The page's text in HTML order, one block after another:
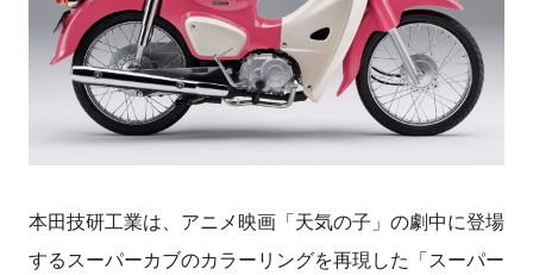
本田技研工業は、アニメ映画「天気の子」の劇中に登場
するスーパーカブのカラーリングを再現した「スーパー